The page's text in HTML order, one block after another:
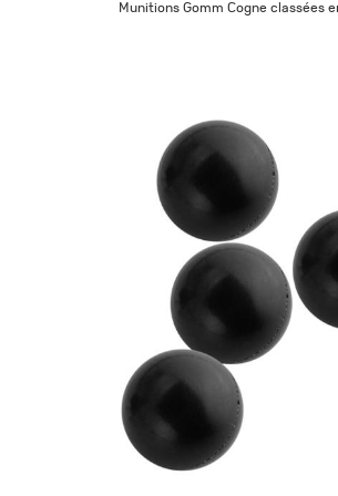
Munitions Gomm Cogne classées